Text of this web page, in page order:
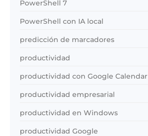
PowerShell 7
PowerShell con IA local
predicción de marcadores
productividad
productividad con Google Calendar
productividad empresarial
productividad en Windows
productividad Google